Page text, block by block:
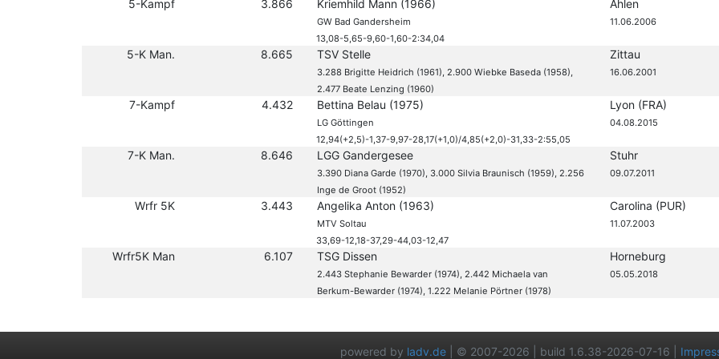
5-Kampf 3.866 Kriemhild Mann (1966)
GW Bad Gandersheim
Ahlen
11.06.2006
13,08-5,65-9,60-1,60-2:34,04
5-K Man. 8.665 TSV Stelle
3.288 Brigitte Heidrich (1961), 2.900 Wiebke Baseda (1958),
2.477 Beate Lenzing (1960)
Zittau
16.06.2001
7-Kampf 4.432 Bettina Belau (1975)
LG Göttingen
Lyon (FRA)
04.08.2015
12,94(+2,5)-1,37-9,97-28,17(+1,0)/4,85(+2,0)-31,33-2:55,05
7-K Man. 8.646 LGG Gandergesee
3.390 Diana Garde (1970), 3.000 Silvia Braunisch (1959), 2.256
Inge de Groot (1952)
Stuhr
09.07.2011
Wrfr 5K 3.443 Angelika Anton (1963)
MTV Soltau
Carolina (PUR)
11.07.2003
33,69-12,18-37,29-44,03-12,47
Wrfr5K Man 6.107 TSG Dissen
2.443 Stephanie Bewarder (1974), 2.442 Michaela van
Berkum-Bewarder (1974), 1.222 Melanie Pörtner (1978)
Horneburg
05.05.2018
powered by ladv.de | © 2007-2026 | build 1.6.38-2026-07-16 |